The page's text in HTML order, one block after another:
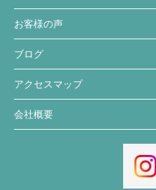
お客様の声
ブログ
アクセスマップ
会社概要